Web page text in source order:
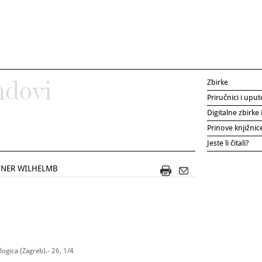
WILHELMB
(Zagreb).- 26, 1/4
Zbirke
Priručnici i
Digitalne zbirke
Prinove
Jeste li čitali?